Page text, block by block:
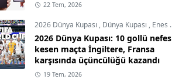
22 Tem, 2026
2026 Dünya Kupası , Dünya Kupası , Enes Demircioğlu
2026 Dünya Kupası: 10 gollü nefes
kesen maçta İngiltere, Fransa
karşısında üçüncülüğü kazandı
19 Tem, 2026